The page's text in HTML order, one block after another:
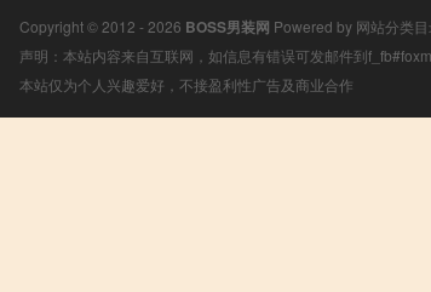
Copyright © 2012 - 2026 BOSS男装网 Powered by 网站分类
声明：本站内容来自互联网，如信息有错误可发邮件到
本站仅为个人兴趣爱好，不接盈利性广告及商业合作